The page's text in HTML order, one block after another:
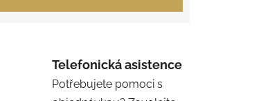
Telefonická asistence
Potřebujete pomoci s